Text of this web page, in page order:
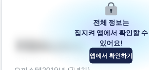
인천광역시 부평구 부평북로65번길 10
전체 정보는
집지켜 앱에서 확인할 수
있어요!
앱에서 확인하기